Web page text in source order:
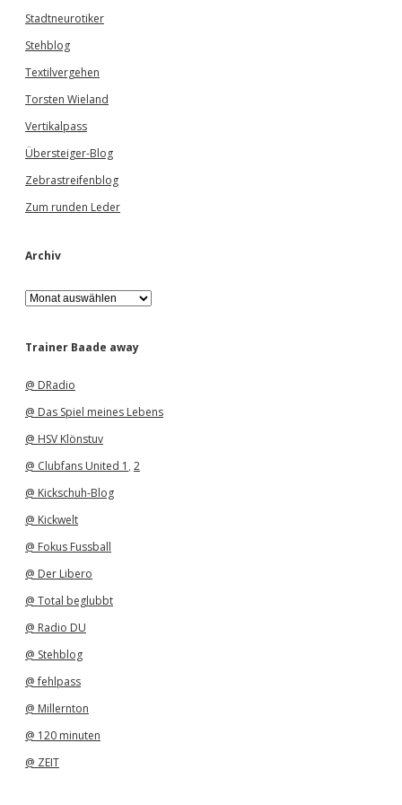
Stadtneurotiker
Stehblog
Textilvergehen
Torsten Wieland
Vertikalpass
Übersteiger-Blog
Zebrastreifenblog
Zum runden Leder
Archiv
A
r
h
Trainer Baade away
@ DRadio
@ Das Spiel meines Lebens
@ HSV Klönstuv
@ Clubfans United 1 , 2
@ Kickschuh-Blog
@ Kickwelt
@ Fokus Fussball
@ Der Libero
@ Total beglubbt
@ Radio DU
@ Stehblog
@ fehlpass
@ Millernton
@ 120 minuten
@ ZEIT